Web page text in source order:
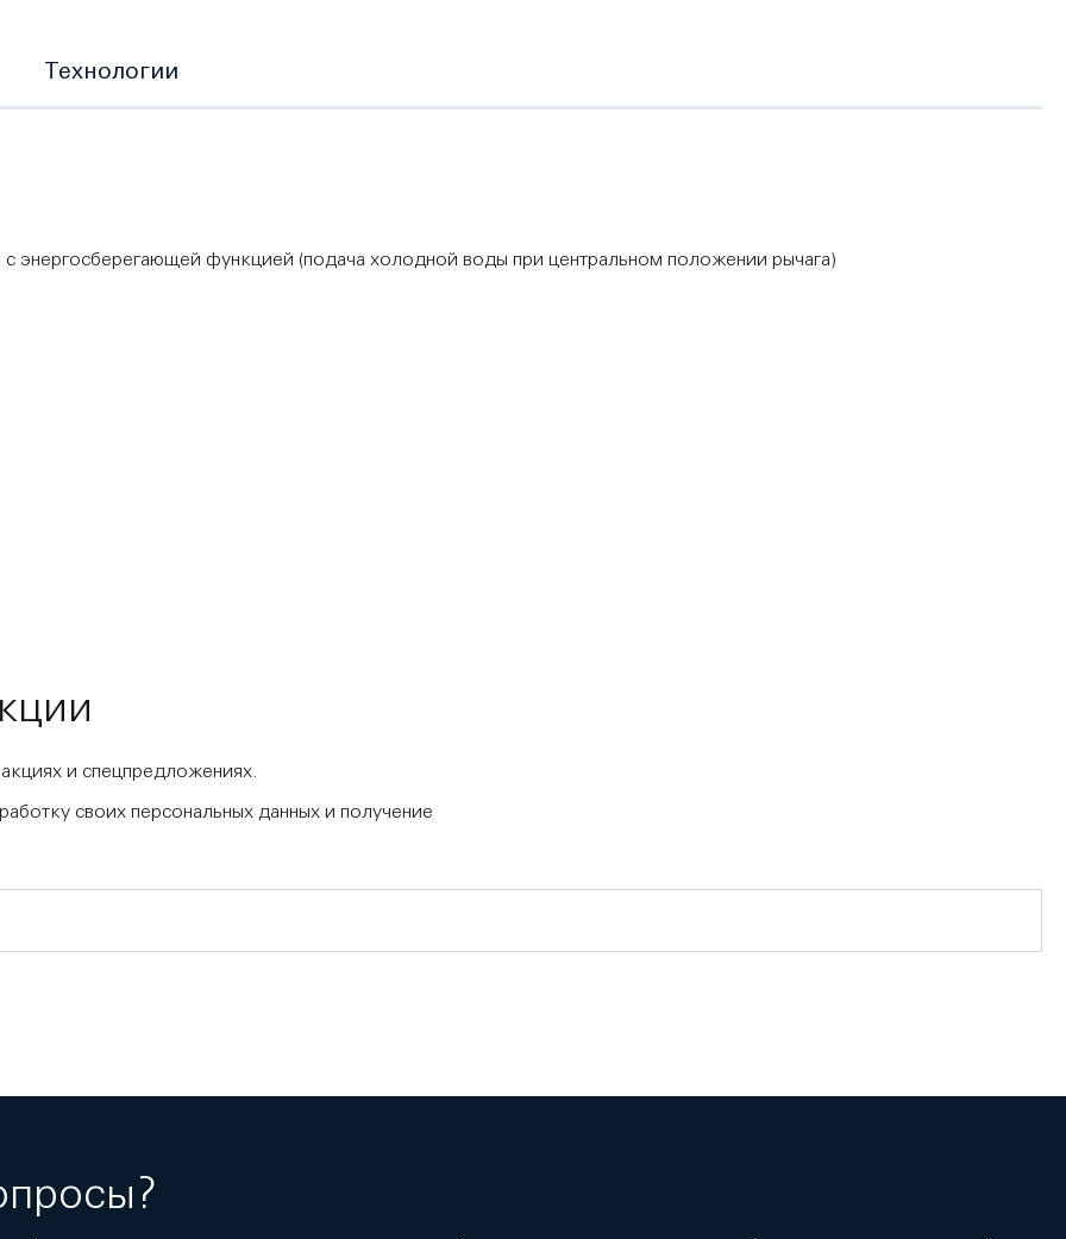
энергосберегающей функцией (подача холодной воды при центральном положении рычага)
Технологии
и спецпредложениях.
своих персональных данных и получение